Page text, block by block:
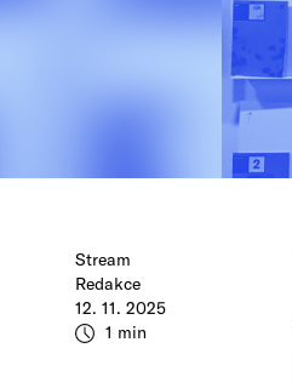
Stream
Redakce
12. 11. 2025
1 min